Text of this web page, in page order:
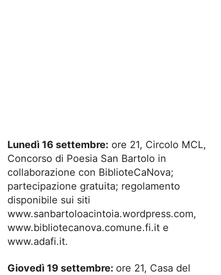
Lunedì 16 settembre: ore 21, Circolo MCL,
Concorso di Poesia San Bartolo in
collaborazione con BiblioteCaNova;
partecipazione gratuita; regolamento
disponibile sui siti
www.sanbartoloacintoia.wordpress.com,
www.bibliotecanova.comune.fi.it e
www.adafi.it.
Giovedì 19 settembre: ore 21, Casa del